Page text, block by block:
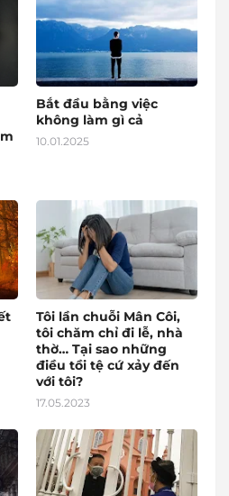
Bắt đầu bằng việc
không làm gì cả
10.01.2025
Tôi lần chuỗi Mân Côi,
tôi chăm chỉ đi lễ, nhà
thờ… Tại sao những
điều tồi tệ cứ xảy đến
với tôi?
17.05.2023